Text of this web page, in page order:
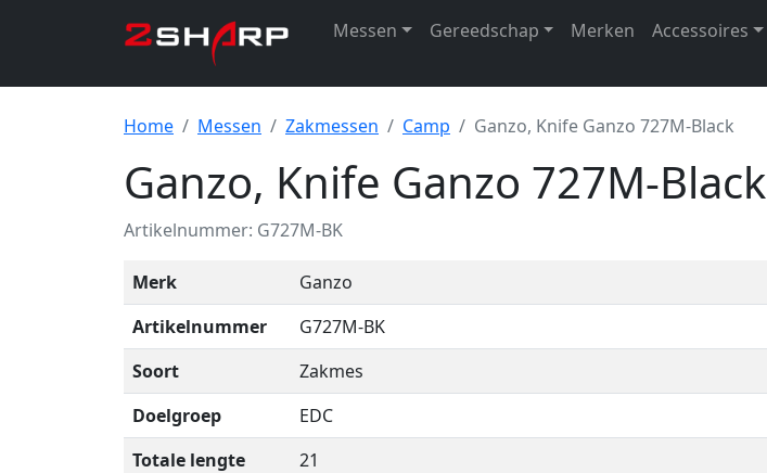
Messen Gereedschap Merken Accessoires
Home Messen Zakmessen Camp Ganzo, Knife Ganzo 727M-Black
Ganzo, Knife Ganzo 727M-Black
Artikelnummer: G727M-BK
Merk
Ganzo
Artikelnummer
G727M-BK
Soort
Zakmes
Doelgroep
EDC
Totale lengte
21